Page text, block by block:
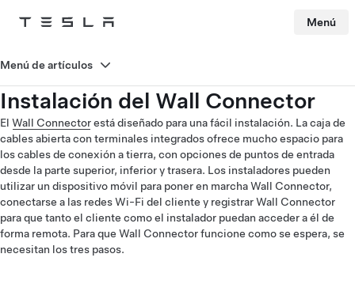
Tesla Menú
Instalación del Wall Connector
El Wall Connectorestá diseñado para una fácil instalación. La caja de
cables abierta con terminales integrados ofrece mucho espacio para
los cables de conexión a tierra, con opciones de puntos de entrada
desde la parte superior, inferior y trasera. Los instaladores pueden
utilizar un dispositivo móvil para poner en marcha Wall Connector,
conectarse a las redes Wi-Fi del cliente y registrar Wall Connector
para que tanto el cliente como el instalador puedan acceder a él de
forma remota. Para que Wall Connector funcione como se espera, se
necesitan los tres pasos.
Menú de artículos